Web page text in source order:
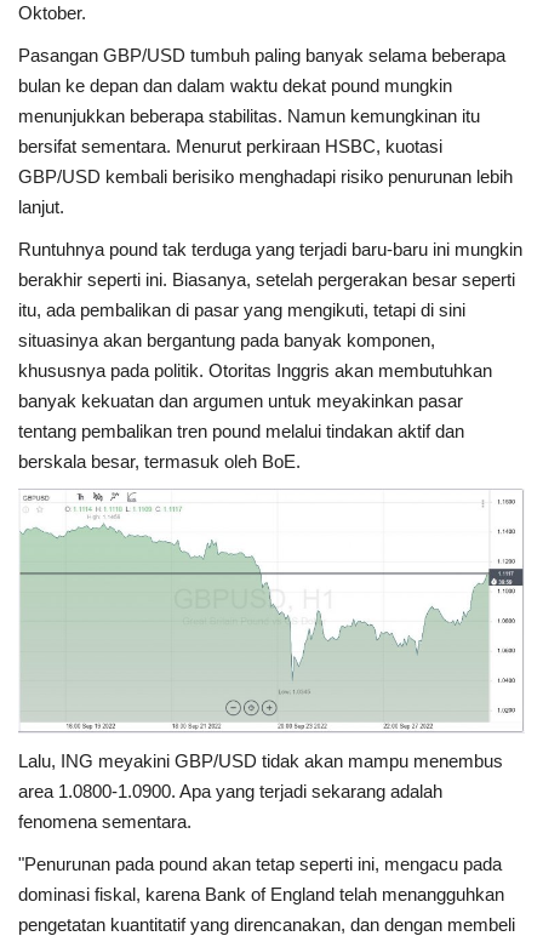
Oktober.
Pasangan GBP/USD tumbuh paling banyak selama beberapa
bulan ke depan dan dalam waktu dekat pound mungkin
menunjukkan beberapa stabilitas. Namun kemungkinan itu
bersifat sementara. Menurut perkiraan HSBC, kuotasi
GBP/USD kembali berisiko menghadapi risiko penurunan lebih
lanjut.
Runtuhnya pound tak terduga yang terjadi baru-baru ini mungkin
berakhir seperti ini. Biasanya, setelah pergerakan besar seperti
itu, ada pembalikan di pasar yang mengikuti, tetapi di sini
situasinya akan bergantung pada banyak komponen,
khususnya pada politik. Otoritas Inggris akan membutuhkan
banyak kekuatan dan argumen untuk meyakinkan pasar
tentang pembalikan tren pound melalui tindakan aktif dan
berskala besar, termasuk oleh BoE.
Lalu, ING meyakini GBP/USD tidak akan mampu menembus
area 1.0800-1.0900. Apa yang terjadi sekarang adalah
fenomena sementara.
"Penurunan pada pound akan tetap seperti ini, mengacu pada
dominasi fiskal, karena Bank of England telah menangguhkan
pengetatan kuantitatif yang direncanakan, dan dengan membeli